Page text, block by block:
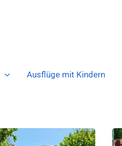
Ausflüge mit Kindern